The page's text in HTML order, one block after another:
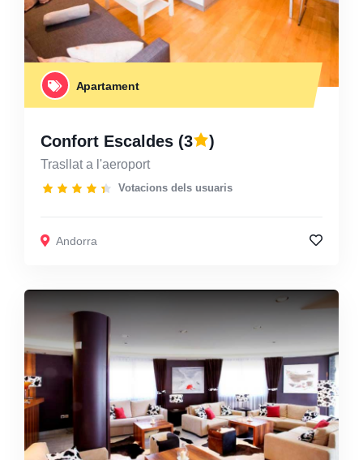
Apartament
Confort Escaldes (3 )
Trasllat a l'aeroport
Votacions dels usuaris
Andorra